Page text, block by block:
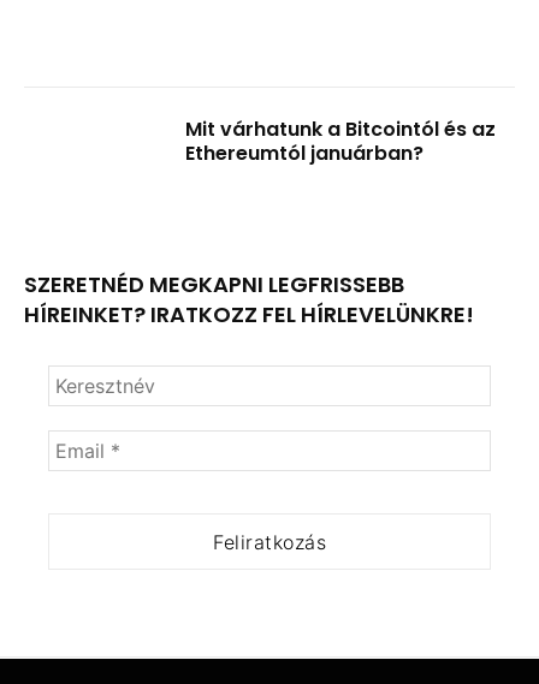
Mit várhatunk a Bitcointól és az
Ethereumtól januárban?
SZERETNÉD MEGKAPNI LEGFRISSEBB
HÍREINKET? IRATKOZZ FEL HÍRLEVELÜNKRE!